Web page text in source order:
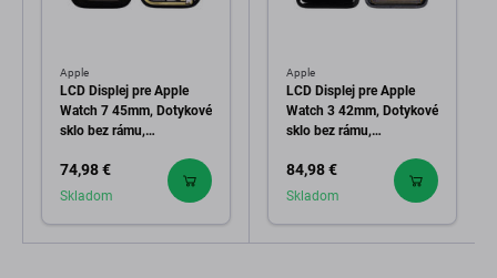
Apple
LCD Displej pre Apple
Watch 7 45mm, Dotykové
sklo bez rámu,
74,98 €
Skladom
Apple
LCD Displej pre Apple
Watch 3 42mm, Dotykové
sklo bez rámu,
84,98 €
Skladom